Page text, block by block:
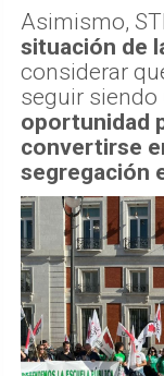
Asimismo,
situación de
considerar
seguir siendo
oportunidad
convertirse
segregación